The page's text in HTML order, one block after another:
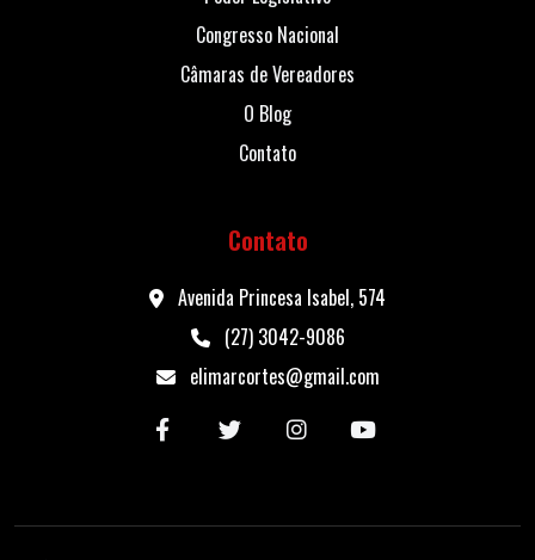
Congresso Nacional
Câmaras de Vereadores
O Blog
Contato
Contato
Avenida Princesa Isabel, 574
(27) 3042-9086
elimarcortes@gmail.com